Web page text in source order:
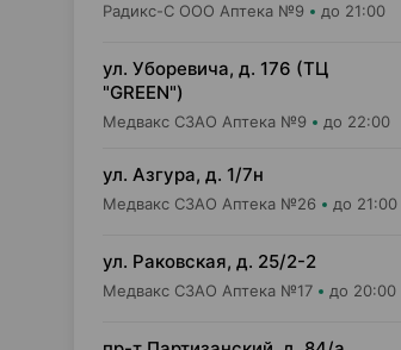
Радикс-С ООО Аптека №9 до 21:00
ул. Уборевича, д. 176 (ТЦ
"GREEN")
Медвакс СЗАО Аптека №9 до 22:00
ул. Азгура, д. 1/7н
Медвакс СЗАО Аптека №26 до 21:00
ул. Раковская, д. 25/2-2
Медвакс СЗАО Аптека №17 до 20:00